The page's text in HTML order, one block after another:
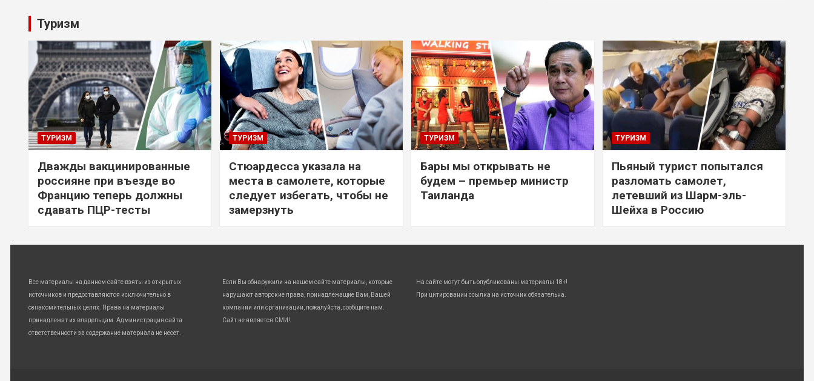
Туризм
ТУРИЗМ
Дважды вакцинированные
россияне при въезде во
Францию теперь должны
сдавать ПЦР-тесты
ТУРИЗМ
Стюардесса указала на
места в самолете, которые
следует избегать, чтобы не
замерзнуть
ТУРИЗМ
Бары мы открывать не
будем – премьер министр
Таиланда
ТУРИЗМ
Пьяный турист попытался
разломать самолет,
летевший из Шарм-эль-
Шейха в Россию
Все материалы на данном сайте взяты из открытых
источников и предоставляются исключительно в
ознакомительных целях. Права на материалы
принадлежат их владельцам. Администрация сайта
ответственности за содержание материала не несет.
Если Вы обнаружили на нашем сайте материалы, которые
нарушают авторские права, принадлежащие Вам, Вашей
компании или организации, пожалуйста, сообщите нам.
Сайт не является СМИ!
На сайте могут быть опубликованы материалы 18+!
При цитировании ссылка на источник обязательна.